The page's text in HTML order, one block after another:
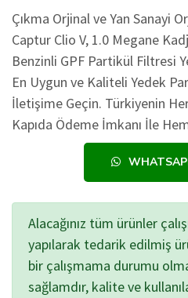
Çıkma Orjinal ve Yan Sanayi
Captur Clio V, 1.0 Megane
Benzinli GPF Partikül Filtresi
En Uygun ve Kaliteli Yedek
İletişime Geçin. Türkiyenin
Kapıda Ödeme İmkanı İle
Alacağınız tüm ürünler
yapılarak tedarik edilmiş
bir çalışmama durumu
sağlamdır, kalite ve